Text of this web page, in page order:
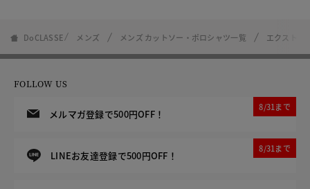
DoCLASSE メンズ メンズ カットソー・ポロシャツ一覧 エクストラ
FOLLOW US
メルマガ登録で500円OFF！
8/31まで
LINEお友達登録で500円OFF！
8/31まで